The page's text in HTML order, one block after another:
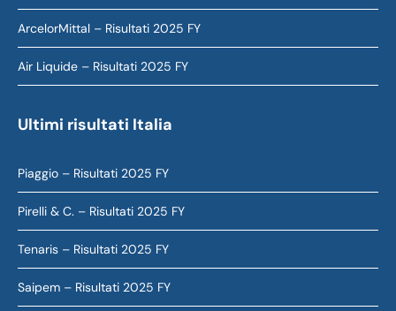
ArcelorMittal – Risultati 2025 FY
Air Liquide – Risultati 2025 FY
Ultimi risultati Italia
Piaggio – Risultati 2025 FY
Pirelli & C. – Risultati 2025 FY
Tenaris – Risultati 2025 FY
Saipem – Risultati 2025 FY